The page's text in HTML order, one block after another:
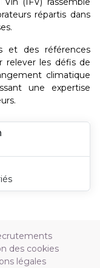
répartis dans
et des références
relever les défis de
climatique
une expertise
des cookies
légales